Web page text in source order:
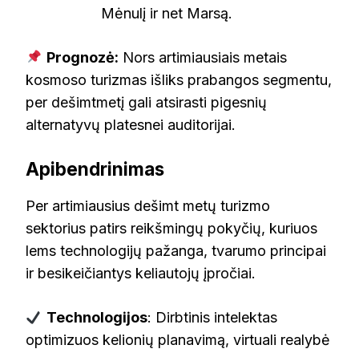
Mėnulį ir net Marsą.
Prognozė: Nors artimiausiais metais
kosmoso turizmas išliks prabangos segmentu,
per dešimtmetį gali atsirasti pigesnių
alternatyvų platesnei auditorijai.
Apibendrinimas
Per artimiausius dešimt metų turizmo
sektorius patirs reikšmingų pokyčių, kuriuos
lems technologijų pažanga, tvarumo principai
ir besikeičiantys keliautojų įpročiai.
Technologijos: Dirbtinis intelektas
optimizuos kelionių planavimą, virtuali realybė